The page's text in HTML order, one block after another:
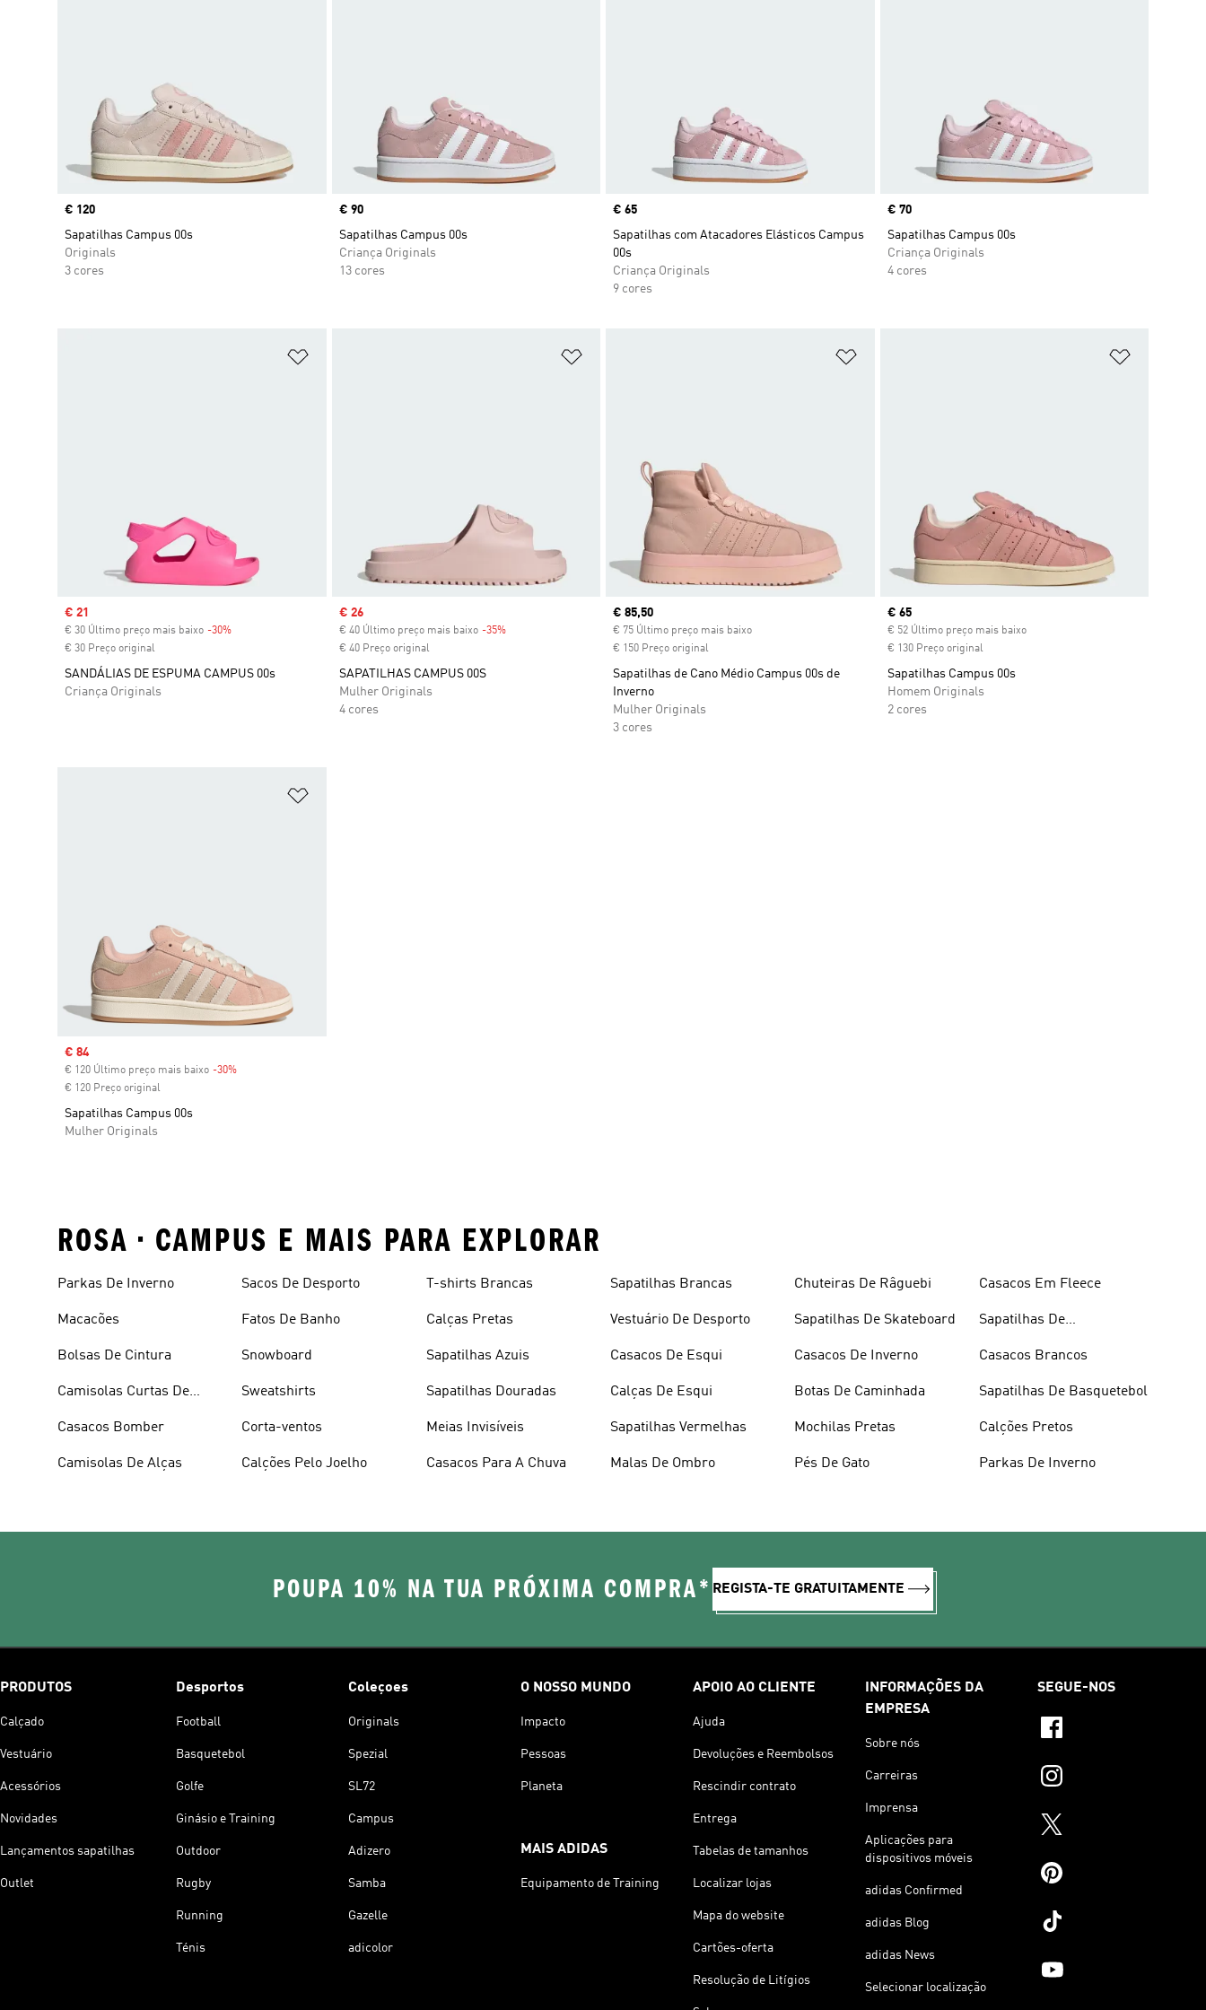
Price
€ 120
Sapatilhas Campus 00s
Originals
3 cores
Price
€ 90
Sapatilhas Campus 00s
Criança Originals
13 cores
Price
€ 65
Sapatilhas com Atacadores Elásticos Campus
00s
Criança Originals
9 cores
Price
€ 70
Sapatilhas Campus 00s
Criança Originals
4 cores
Sale price
€ 21
€ 30 Último preço mais baixo -30%
€ 30 Preço original
SANDÁLIAS DE ESPUMA CAMPUS 00s
Criança Originals
Sale price
€ 26
€ 40 Último preço mais baixo -35%Discount
€ 40 Preço original
SAPATILHAS CAMPUS 00S
Mulher Originals
4 cores
Current price
€ 85,50
€ 75 Último preço mais baixo
€ 150 Preço original
Sapatilhas de Cano Médio Campus 00s de
Inverno
Mulher Originals
3 cores
Current price
€ 65
€ 52 Último preço mais baixo
€ 130 Preço original
Sapatilhas Campus 00s
Homem Originals
2 cores
Sale price
€ 84
€ 120 Último preço mais baixo -30%
€ 120 Preço original
Sapatilhas Campus 00s
Mulher Originals
ROSA • CAMPUS E MAIS PARA EXPLORAR
Parkas De Inverno
Macacões
Bolsas De Cintura
Camisolas Curtas De
Casacos Bomber
Camisolas De Alças
Sacos De Desporto
Fatos De Banho
Snowboard
Sweatshirts
Corta-ventos
Calções Pelo Joelho
T-shirts Brancas
Calças Pretas
Sapatilhas Azuis
Sapatilhas Douradas
Meias Invisíveis
Casacos Para A Chuva
Sapatilhas Brancas
Vestuário De Desporto
Casacos De Esqui
Calças De Esqui
Sapatilhas Vermelhas
Malas De Ombro
Chuteiras De Râguebi
Sapatilhas De Skateboard
Casacos De Inverno
Botas De Caminhada
Mochilas Pretas
Pés De Gato
Casacos Em Fleece
Sapatilhas De
Casacos Brancos
Sapatilhas De Basquetebol
Calções Pretos
Parkas De Inverno
POUPA 10% NA TUA PRÓXIMA COMPRA* REGISTA-TE GRATUITAMENTE
PRODUTOS
Calçado
Vestuário
Acessórios
Novidades
Lançamentos sapatilhas
Outlet
Desportos
Football
Basquetebol
Golfe
Ginásio e Training
Outdoor
Rugby
Running
Ténis
Coleçoes
Originals
Spezial
SL72
Campus
Adizero
Samba
Gazelle
adicolor
O NOSSO MUNDO
Impacto
Pessoas
Planeta
MAIS ADIDAS
Equipamento de Training
APOIO AO CLIENTE
Ajuda
Devoluções e Reembolsos
Rescindir contrato
Entrega
Tabelas de tamanhos
Localizar lojas
Mapa do website
Cartões-oferta
Resolução de Litígios
INFORMAÇÕES DA
EMPRESA
Sobre nós
Carreiras
Imprensa
Aplicações para
dispositivos móveis
adidas Confirmed
adidas Blog
adidas News
Selecionar localização
SEGUE-NOS